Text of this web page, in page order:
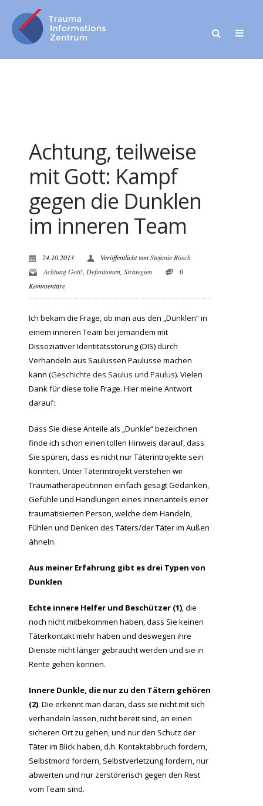
Achtung, teilweise
mit Gott: Kampf
gegen die Dunklen
im inneren Team
24.10.2013 Veröffentlicht vonStefanie Rösch
Achtung Gott! Definitionen Strategien
0
Kommentare
Ich bekam die Frage, ob man aus den „Dunklen“ in
einem inneren Team bei jemandem mit
Dissoziativer Identitätsstörung (DIS) durch
Verhandeln aus Saulussen Paulusse machen
kann (Geschichte des Saulus und Paulus). Vielen
Dank für diese tolle Frage. Hier meine Antwort
darauf:
Dass Sie diese Anteile als „Dunkle“ bezeichnen
finde ich schon einen tollen Hinweis darauf, dass
Sie spüren, dass es nicht nur Täterintrojekte sein
könnten. Unter Täterintrojekt verstehen wir
Traumatherapeutinnen einfach gesagt Gedanken,
Gefühle und Handlungen eines Innenanteils einer
traumatisierten Person, welche dem Handeln,
Fühlen und Denken des Täters/der Täter im Außen
ähneln.
Aus meiner Erfahrung gibt es drei Typen von
Dunklen
Echte innere Helfer und Beschützer (1), die
noch nicht mitbekommen haben, dass Sie keinen
Täterkontakt mehr haben und deswegen ihre
Dienste nicht länger gebraucht werden und sie in
Rente gehen können.
Innere Dunkle, die nur zu den Tätern gehören
(2). Die erkennt man daran, dass sie nicht mit sich
verhandeln lassen, nicht bereit sind, an einen
sicheren Ort zu gehen, und nur den Schutz der
Täter im Blick haben, d.h. Kontaktabbruch fordern,
Selbstmord fordern, Selbstverletzung fordern, nur
abwerten und nur zerstörerisch gegen den Rest
vom Team sind.